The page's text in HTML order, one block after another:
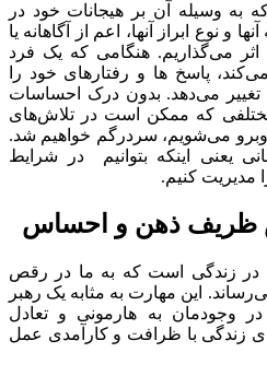
به وسیله آن بر هیجانات خود در
و نوع ابراز آنها، اعم از آگاهانه یا
اثر می‌گذاریم. هنگامی که یک فرد
پاسخ ها و رفتارهای خود را
می‌دهد. بدون درک احساسات
که ممکن است در تلاش‌های
می‌شویم، سردرگم خواهیم شد.
یعنی اینکه بتوانیم در شرایط
مدیریت کنیم.
ظریف ذهن و احساس
در زندگی است که به ما در رقص
این مهارت به مثابه یک رهبر
وجودمان به هارمونی و تعادل
زندگی با ظرافت و کارآمدی عمل